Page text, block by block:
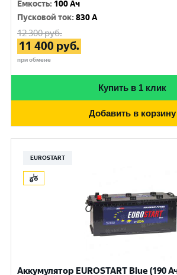
Емкость: 100 Ач
Пусковой ток:830 A
12 300руб.
11 400 руб.
при обмене
Купить в 1 клик
Добавить в корзину
EUROSTART
Аккумулятор EUROSTART Blue (190